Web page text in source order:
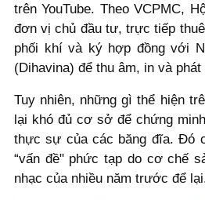
trên YouTube. Theo VCPMC,
đơn vị chủ đầu tư, trực tiếp
phối khí và ký hợp đồng với
(Dihavina) để thu âm, in và phát
Tuy nhiên, những gì thể hiện
lại khó đủ cơ sở để chứng
thực sự của các băng đĩa. Đó
“vấn đề" phức tạp do cơ chế
nhạc của nhiều năm trước để